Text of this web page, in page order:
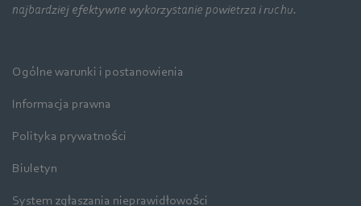
najbardziej efektywne wykorzystanie powietrza i ruchu.
Ogólne warunki i postanowienia
Informacja prawna
Polityka prywatności
Biuletyn
System zgłaszania nieprawidłowości